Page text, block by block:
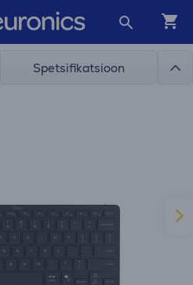
Spetsifikatsioon